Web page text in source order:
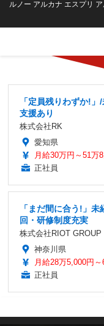
ルノー アルカナ エスプリ ア
「定員残りわずか!
支援あり
株式会社RK
愛知県
月給30万円～51万
正社員
「まだ間に合う!」
回・研修制度充実
株式会社RIOT GROUP
神奈川県
月給28万5,000円～
正社員